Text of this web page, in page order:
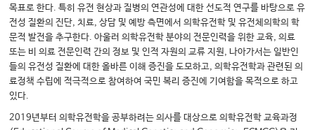
목표로 한다. 특히 유전 현상과 질병의 연관성에 대한 선도적 연구를 바탕으로 유
전성 질환의 진단, 치료, 상담 및 예방 측면에서 의학유전학 및 유전체의학의 학
문적 발전을 추구한다. 아울러 의학유전학 분야의 전문인력을 위한 교육, 의료
또는 비 의료 전문인력 간의 정보 및 인적 자원의 교류 지원, 나아가서는 일반인
들의 유전성 질환에 대한 올바른 이해 증진을 도모하고, 의학유전학과 관련된 의
료정책 수립에 적극적으로 참여하여 국민 복리 증진에 기여함을 목적으로 하고
있다.
2019년부터 의학유전학을 공부하려는 의사를 대상으로 의학유전학 교육과정